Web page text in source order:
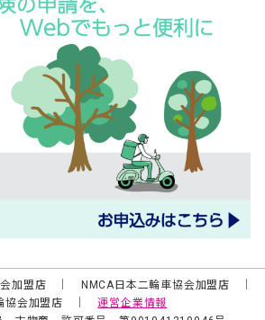
会加盟店 ｜ NMCA日本二輪車協会加盟店 ｜
協会加盟店 ｜運営企業情報